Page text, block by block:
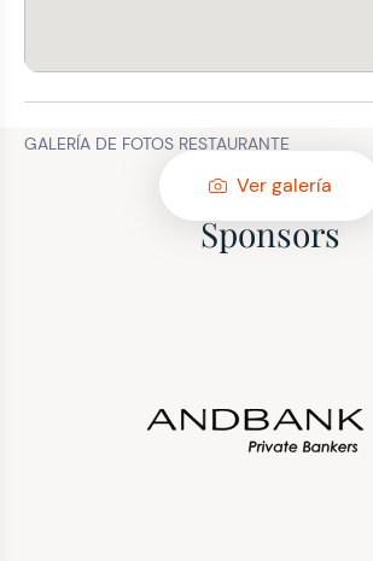
GALERÍA DE FOTOS RESTAURANTE
Ver galería
Sponsors